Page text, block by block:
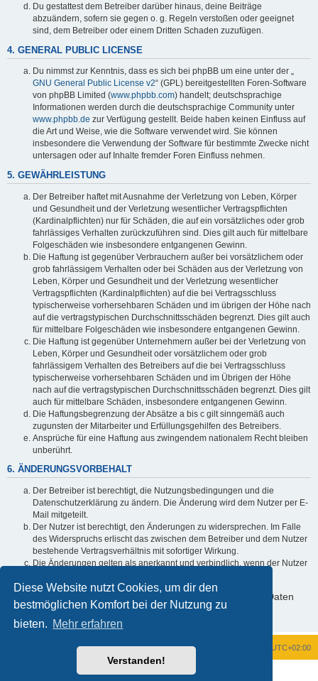
Diese Website nutzt Cookies, um dir den
bestmöglichen Komfort bei der Nutzung zu
bieten. Mehr erfahren
Verstanden!
Du gestattest dem Betreiber darüber hinaus, deine Beiträge
abzuändern, sofern sie gegen o. g. Regeln verstoßen oder geeignet
sind, dem Betreiber oder einem Dritten Schaden zuzufügen.
4. GENERAL PUBLIC LICENSE
Du nimmst zur Kenntnis, dass es sich bei phpBB um eine unter der „
GNU General Public License v2“ (GPL) bereitgestellten Foren-Software
von phpBB Limited (www.phpbb.com) handelt; deutschsprachige
Informationen werden durch die deutschsprachige Community unter
www.phpbb.de zur Verfügung gestellt. Beide haben keinen Einfluss auf
die Art und Weise, wie die Software verwendet wird. Sie können
insbesondere die Verwendung der Software für bestimmte Zwecke nicht
untersagen oder auf Inhalte fremder Foren Einfluss nehmen.
5. GEWÄHRLEISTUNG
Der Betreiber haftet mit Ausnahme der Verletzung von Leben, Körper
und Gesundheit und der Verletzung wesentlicher Vertragspflichten
(Kardinalpflichten) nur für Schäden, die auf ein vorsätzliches oder grob
fahrlässiges Verhalten zurückzuführen sind. Dies gilt auch für mittelbare
Folgeschäden wie insbesondere entgangenen Gewinn.
Die Haftung ist gegenüber Verbrauchern außer bei vorsätzlichem oder
grob fahrlässigem Verhalten oder bei Schäden aus der Verletzung von
Leben, Körper und Gesundheit und der Verletzung wesentlicher
Vertragspflichten (Kardinalpflichten) auf die bei Vertragsschluss
typischerweise vorhersehbaren Schäden und im übrigen der Höhe nach
auf die vertragstypischen Durchschnittsschäden begrenzt. Dies gilt auch
für mittelbare Folgeschäden wie insbesondere entgangenen Gewinn.
Die Haftung ist gegenüber Unternehmern außer bei der Verletzung von
Leben, Körper und Gesundheit oder vorsätzlichem oder grob
fahrlässigem Verhalten des Betreibers auf die bei Vertragsschluss
typischerweise vorhersehbaren Schäden und im Übrigen der Höhe
nach auf die vertragstypischen Durchschnittsschäden begrenzt. Dies gilt
auch für mittelbare Schäden, insbesondere entgangenen Gewinn.
Die Haftungsbegrenzung der Absätze a bis c gilt sinngemäß auch
zugunsten der Mitarbeiter und Erfüllungsgehilfen des Betreibers.
Ansprüche für eine Haftung aus zwingendem nationalem Recht bleiben
unberührt.
6. ÄNDERUNGSVORBEHALT
Der Betreiber ist berechtigt, die Nutzungsbedingungen und die
Datenschutzerklärung zu ändern. Die Änderung wird dem Nutzer per E-
Mail mitgeteilt.
Der Nutzer ist berechtigt, den Änderungen zu widersprechen. Im Falle
des Widerspruchs erlischt das zwischen dem Betreiber und dem Nutzer
bestehende Vertragsverhältnis mit sofortiger Wirkung.
Die Änderungen gelten als anerkannt und verbindlich, wenn der Nutzer
Informationen über den Umgang mit deinen persönlichen Daten
sind in der Datenschutzerklärung enthalten.
Foren-Übersicht UTC+02:00
Powered by
® Forum Software © phpBB Limited